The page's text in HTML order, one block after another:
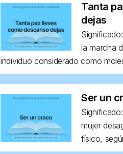
Tanta
dejas
la marcha
individuo considerado como
Ser un
mujer
físico,